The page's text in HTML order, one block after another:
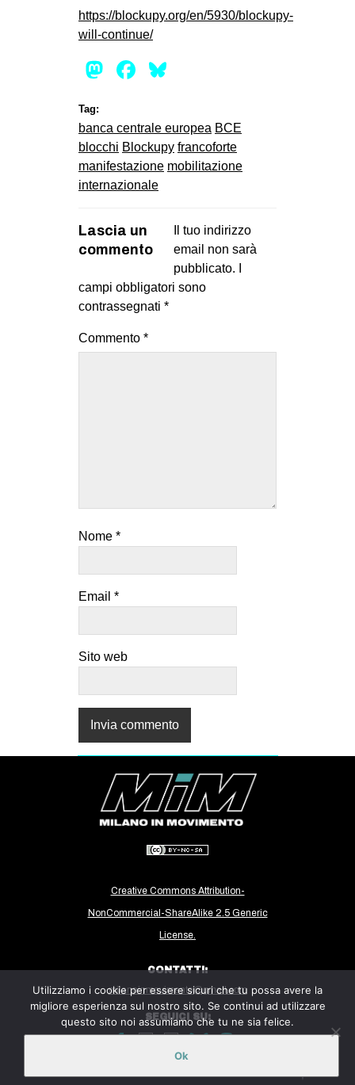
https://blockupy.org/en/5930/blockupy-
will-continue/
Mastodon
Facebook
Tag:
banca centrale europea BCE
blocchi Blockupy francoforte
manifestazione mobilitazione
internazionale
Lascia un
commento
Il tuo indirizzo
email non sarà
pubblicato.
campi obbligatori sono
contrassegnati *
Commento *
Nome *
Email *
Sito web
Creative Commons Attribution-
NonCommercial-ShareAlike 2.5 Generic
License.
CONTATTI:
milanoinmovimento@gmail.com
SEGUICI SU:
Utilizziamo i cookie per essere sicuri che tu possa avere la
migliore esperienza sul nostro sito. Se continui ad utilizzare
questo sito noi assumiamo che tu ne sia felice.
Ok